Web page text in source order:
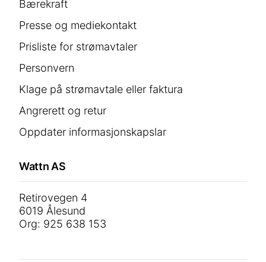
Bærekraft
Presse og mediekontakt
Prisliste for strømavtaler
Personvern
Klage på strømavtale eller faktura
Angrerett og retur
Oppdater informasjonskapslar
Wattn AS
Retirovegen 4
6019 Ålesund
Org: 925 638 153